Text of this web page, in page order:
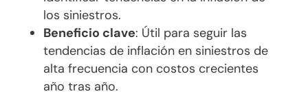
los siniestros.
Beneficio clave: Útil para seguir las
tendencias de inflación en siniestros de
alta frecuencia con costos crecientes
año tras año.